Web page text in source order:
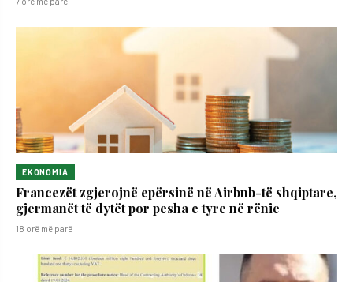
EKONOMIA
Francezët zgjerojnë epërsinë në Airbnb-të shqiptare,
gjermanët të dytët por pesha e tyre në rënie
18 orë më parë